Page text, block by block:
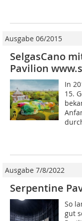
Ausgabe 06/2015
SelgasCano
Pavilion
In
15.
Ausgabe 7/8/2022
Serpentine
So
gut